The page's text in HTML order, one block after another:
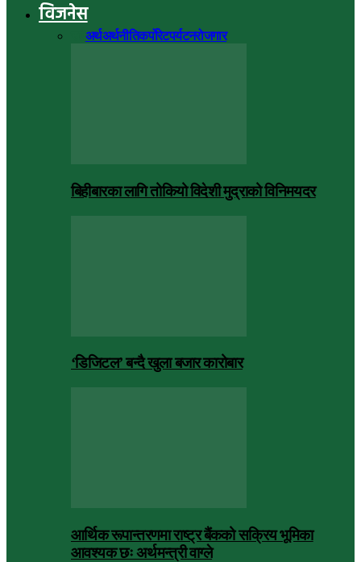
विजनेस
अर्थअर्थनीतिकर्पोरेटपर्यटनरोजगार
बिहीबारका लागि तोकियो विदेशी मुद्राको विनिमयदर
‘डिजिटल’ बन्दै खुला बजार कारोबार
आर्थिक रूपान्तरणमा राष्ट्र बैंकको सक्रिय भूमिका
आवश्यक छः अर्थमन्त्री वाग्ले